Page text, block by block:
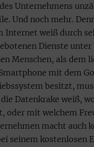
Unternehmens
Und noch mehr.
Internet weiß durch
Dienste unter
Menschen, als dem
mit dem
besitzt,
Datenkrake weiß,
oder mit welchem
macht auch
seinem kostenlosen